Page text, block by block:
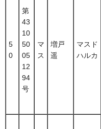
5
0
第
43
10
50
05
12
94
号
マ
ス
増戸
遥
マスド
ハルカ